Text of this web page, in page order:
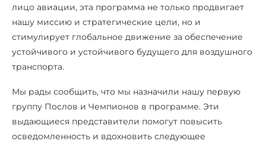
лицо авиации, эта программа не только продвигает
нашу миссию и стратегические цели, но и
стимулирует глобальное движение за обеспечение
устойчивого и устойчивого будущего для воздушного
транспорта.
Мы рады сообщить, что мы назначили нашу первую
группу Послов и Чемпионов в программе. Эти
выдающиеся представители помогут повысить
осведомленность и вдохновить следующее